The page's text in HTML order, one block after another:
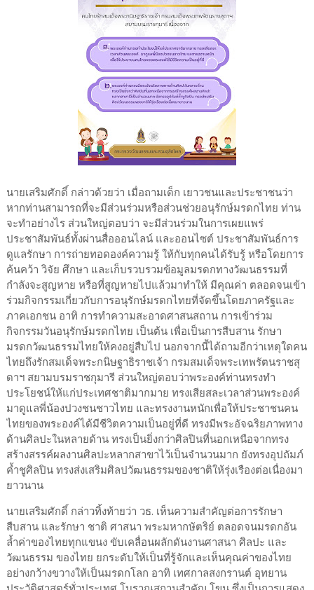
นายเสริมศักดิ์ กล่าวด้วยว่า เมื่อถามเด็ก เยาวชนและประชาชนว่า
หากท่านสามารถที่จะมีส่วนร่วมหรือส่วนช่วยอนุรักษ์มรดกไทย ท่าน
จะทำอย่างไร ส่วนใหญ่ตอบว่า จะมีส่วนร่วมในการเผยแพร่
ประชาสัมพันธ์ทั้งผ่านสื่อออนไลน์ และออนไซต์ ประชาสัมพันธ์การ
ดูแลรักษา การถ่ายทอดองค์ความรู้ ให้กับทุกคนได้รับรู้ หรือโดยการ
ค้นคว้า วิจัย ศึกษา และเก็บรวบรวมข้อมูลมรดกทางวัฒนธรรมที่
กำลังจะสูญหาย หรือที่สูญหายไปแล้วมาทำให้ มีคุณค่า ตลอดจนเข้า
ร่วมกิจกรรมเกี่ยวกับการอนุรักษ์มรดกไทยที่จัดขึ้นโดยภาครัฐและ
ภาคเอกชน อาทิ การทำความสะอาดศาสนสถาน การเข้าร่วม
กิจกรรมวันอนุรักษ์มรดกไทย เป็นต้น เพื่อเป็นการสืบสาน รักษา
มรดกวัฒนธรรมไทยให้คงอยู่สืบไป นอกจากนี้ได้ถามอีกว่าเหตุใดคน
ไทยถึงรักสมเด็จพระกนิษฐาธิราชเจ้า กรมสมเด็จพระเทพรัตนราชสุ
ดาฯ สยามบรมราชกุมารี ส่วนใหญ่ตอบว่าพระองค์ท่านทรงทำ
ประโยชน์ให้แก่ประเทศชาติมากมาย ทรงเสียสละเวลาส่วนพระองค์
มาดูแลพี่น้องปวงชนชาวไทย และทรงงานหนักเพื่อให้ประชาชนคน
ไทยของพระองค์ได้มีชีวิตความเป็นอยู่ที่ดี ทรงมีพระอัจฉริยภาพทาง
ด้านศิลปะในหลายด้าน ทรงเป็นยิ่งกว่าศิลปินที่นอกเหนือจากทรง
สร้างสรรค์ผลงานศิลปะหลากสาขาไว้เป็นจำนวนมาก ยังทรงอุปถัมภ์
ค้ำชูศิลปิน ทรงส่งเสริมศิลปวัฒนธรรมของชาติให้รุ่งเรืองต่อเนื่องมา
ยาวนาน
นายเสริมศักดิ์ กล่าวทิ้งท้ายว่า วธ. เห็นความสำคัญต่อการรักษา
สืบสาน และรักษา ชาติ ศาสนา พระมหากษัตริย์ ตลอดจนมรดกอัน
ล้ำค่าของไทยทุกแขนง ขับเคลื่อนผลักดันงานศาสนา ศิลปะ และ
วัฒนธรรม ของไทย ยกระดับให้เป็นที่รู้จักและเห็นคุณค่าของไทย
อย่างกว้างขวางให้เป็นมรดกโลก อาทิ เทศกาลสงกรานต์ อุทยาน